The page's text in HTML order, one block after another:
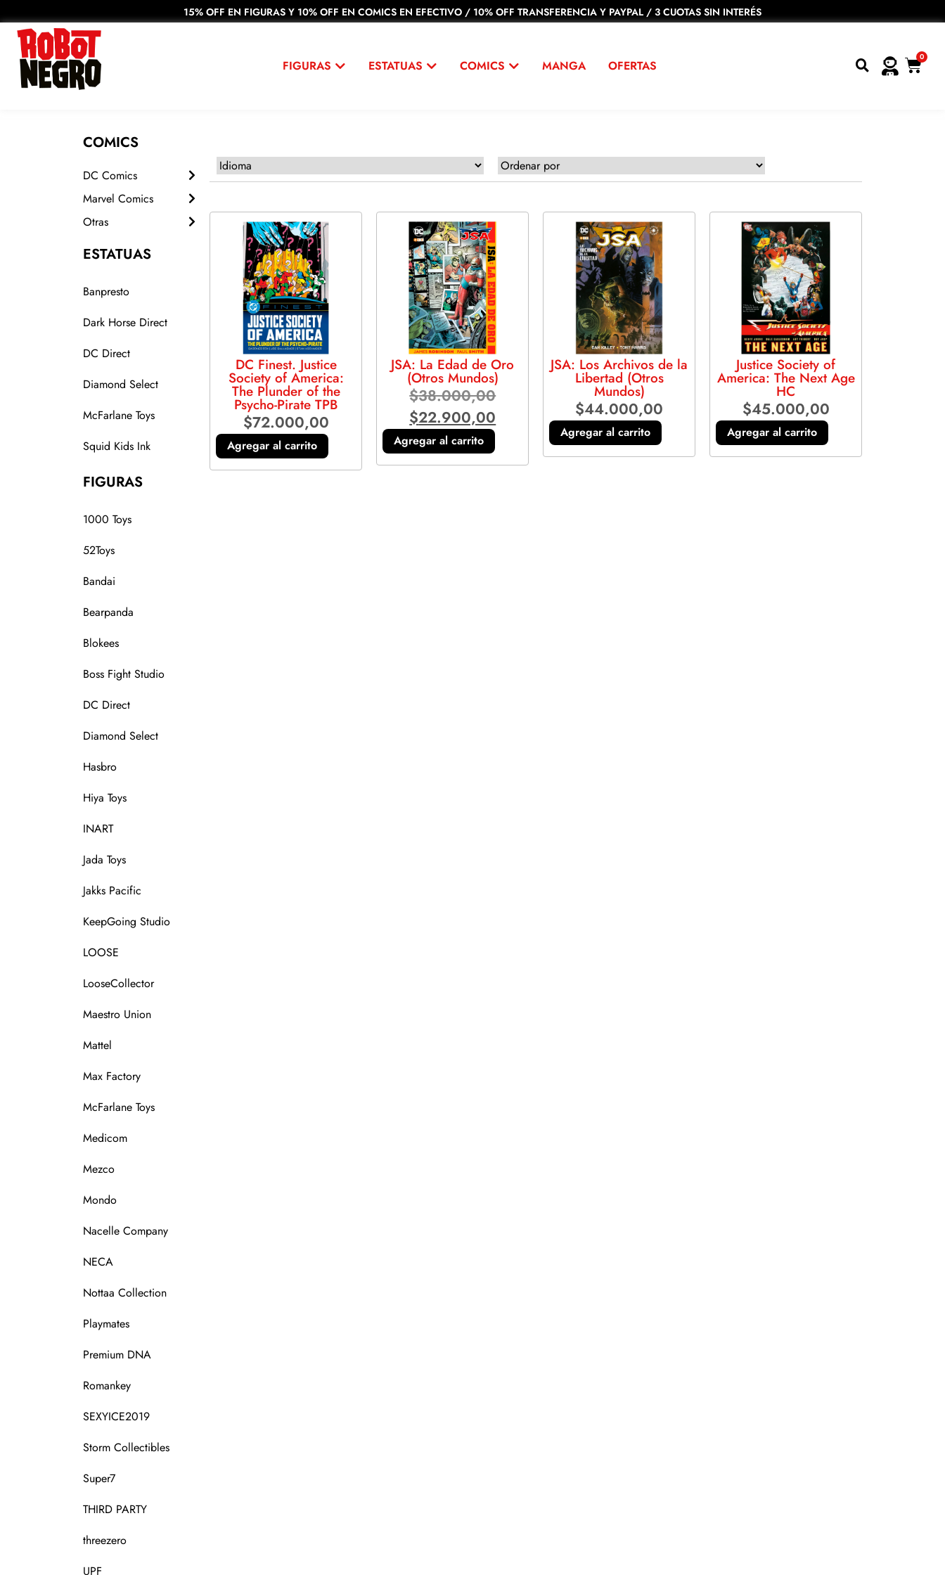
15% OFF EN FIGURAS Y 10% OFF EN COMICS EN EFECTIVO / 10% OFF TRANSFERENCIA Y PAYPAL / 3 CUOTAS SIN INTERÉS
FIGURAS ESTATUAS COMICS MANGA OFERTAS
0
COMICS
DC Comics
Marvel Comics
Otras
ESTATUAS
Banpresto
Dark Horse Direct
DC Direct
Diamond Select
McFarlane Toys
Squid Kids Ink
FIGURAS
1000 Toys
52Toys
Bandai
Bearpanda
Blokees
Boss Fight Studio
DC Direct
Diamond Select
Hasbro
Hiya Toys
INART
Jada Toys
Jakks Pacific
KeepGoing Studio
LOOSE
LooseCollector
Maestro Union
Mattel
Max Factory
McFarlane Toys
Medicom
Mezco
Mondo
Nacelle Company
NECA
Nottaa Collection
Playmates
Premium DNA
Romankey
SEXYICE2019
Storm Collectibles
Super7
THIRD PARTY
threezero
UPF
DC Finest. Justice
Society of America:
The Plunder of the
Psycho-Pirate TPB
$72.000,00
Agregar al carrito
JSA: La Edad de Oro
(Otros Mundos)
$38.000,00
$22.900,00
Agregar al carrito
JSA: Los Archivos de la
Libertad (Otros
Mundos)
$44.000,00
Agregar al carrito
Justice Society of
America: The Next Age
HC
$45.000,00
Agregar al carrito